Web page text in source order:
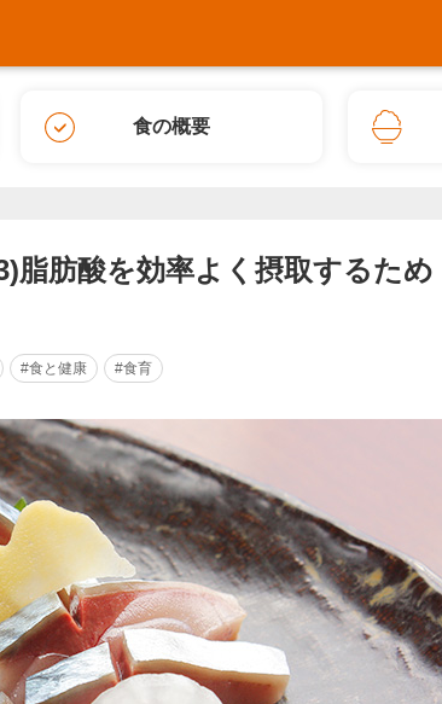
食の概要
脂肪酸を効率よく摂取するため
#食と健康 #食育